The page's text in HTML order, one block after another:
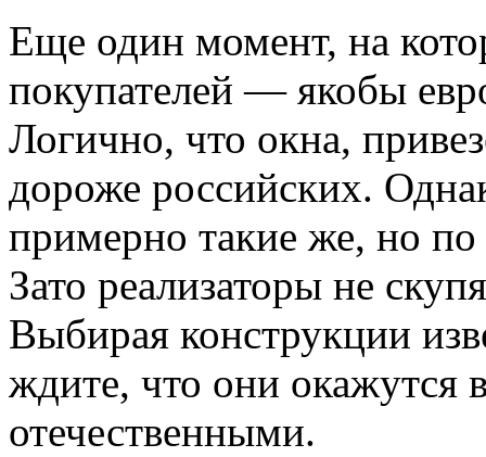
Еще один момент, на
покупателей — якобы
Логично, что окна,
дороже российских.
примерно такие же, но
Зато реализаторы не
Выбирая конструкции
ждите, что они окажутся
отечественными.